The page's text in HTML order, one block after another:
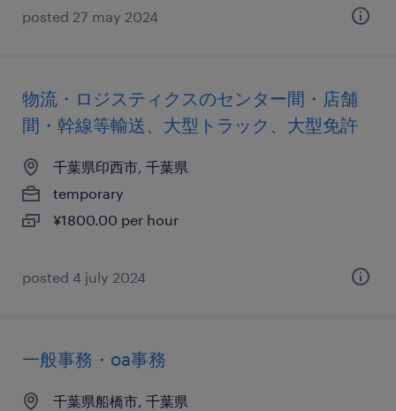
posted 27 may 2024
物流・ロジスティクスのセンター間・店舗
間・幹線等輸送、大型トラック、大型免許
千葉県印西市, 千葉県
temporary
¥1800.00 per hour
posted 4 july 2024
一般事務・oa事務
千葉県船橋市, 千葉県